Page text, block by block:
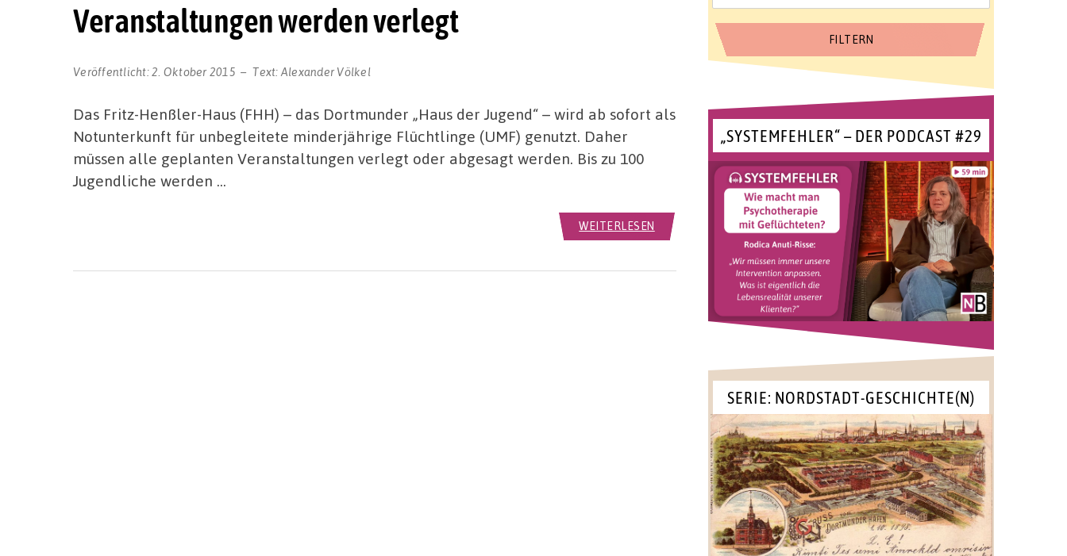
Veranstaltungen werden verlegt
Veröffentlicht:2. Oktober 2015 Text: Alexander Völkel
Das Fritz-Henßler-Haus (FHH) – das Dortmunder „Haus der Jugend“ – wird ab sofort als
Notunterkunft für unbegleitete minderjährige Flüchtlinge (UMF) genutzt. Daher
müssen alle geplanten Veranstaltungen verlegt oder abgesagt werden. Bis zu 100
Jugendliche werden …
WEITERLESEN
„SYSTEMFEHLER“ – DER PODCAST #29
SERIE: NORDSTADT-GESCHICHTE(N)